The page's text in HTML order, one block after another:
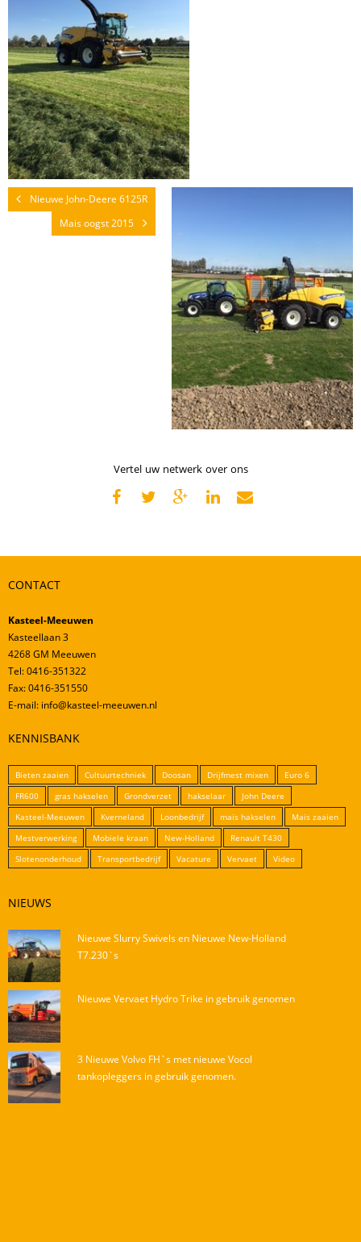
Nieuwe John-Deere 6125R
Mais oogst 2015
Vertel uw netwerk over ons
CONTACT
Kasteel-Meeuwen
Kasteellaan 3
4268 GM Meeuwen
Tel: 0416-351322
Fax: 0416-351550
E-mail: info@kasteel-meeuwen.nl
KENNISBANK
Bieten zaaien Cultuurtechniek Doosan Drijfmest mixen
Euro 6
FR600
gras hakselen Grondverzet hakselaar
John Deere
Kasteel-Meeuwen
Kverneland Loonbedrijf mais hakselen
Mais zaaien
Mestverwerking
Mobiele kraan New-Holland
Renault T430
Slotenonderhoud
Transportbedrijf Vacature Vervaet Video
NIEUWS
Nieuwe Slurry Swivels en Nieuwe New-Holland
T7.230`s
Nieuwe Vervaet Hydro Trike in gebruik genomen
3 Nieuwe Volvo FH`s met nieuwe Vocol
tankopleggers in gebruik genomen.